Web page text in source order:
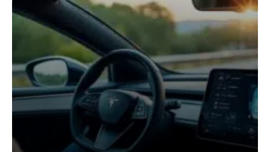
changer votre regard sur la voiture
électrique
25 janvier 2026